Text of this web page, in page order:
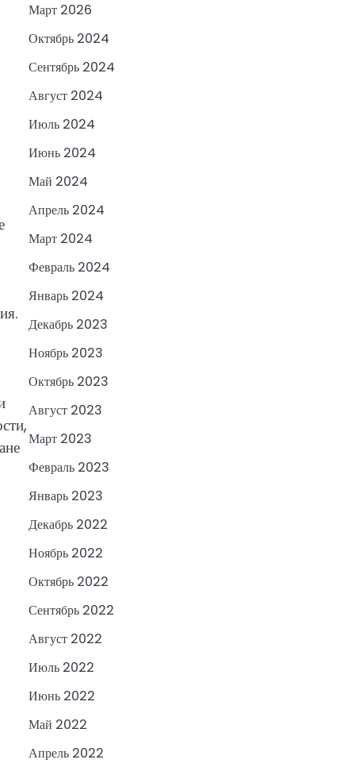
Март 2026
Октябрь 2024
Сентябрь 2024
Август 2024
Июль 2024
Июнь 2024
Май 2024
Апрель 2024
Март 2024
Февраль 2024
Январь 2024
Декабрь 2023
Ноябрь 2023
Октябрь 2023
Август 2023
Март 2023
Февраль 2023
Январь 2023
Декабрь 2022
Ноябрь 2022
Октябрь 2022
Сентябрь 2022
Август 2022
Июль 2022
Июнь 2022
Май 2022
Апрель 2022